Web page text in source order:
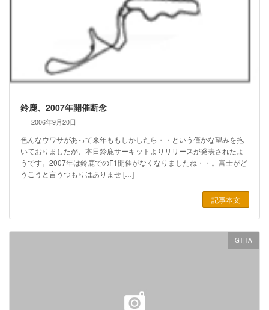
鈴鹿、2007年開催断念
2006年9月20日
色んなウワサがあって来年ももしかしたら・・という僅かな望みを抱
いておりましたが、本日鈴鹿サーキットよりリリースが発表されたよ
うです。2007年は鈴鹿でのF1開催がなくなりましたね・・。富士がど
うこうと言うつもりはありませ […]
記事本文
GT|TA